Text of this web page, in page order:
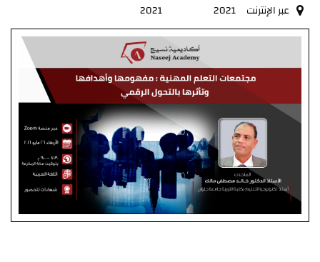
عبر الإنترنت
2021
2021